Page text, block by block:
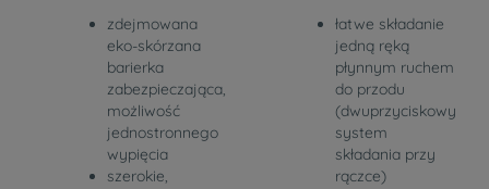
zdejmowana
eko-skórzana
barierka
zabezpieczająca,
możliwość
jednostronnego
wypięcia
szerokie,
łatwe składanie
jedną ręką
płynnym ruchem
do przodu
(dwuprzyciskowy
system
składania przy
rączce)